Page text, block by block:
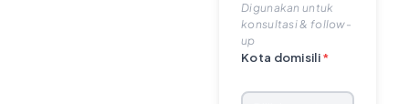
Digunakan untuk
konsultasi & follow-
up
Kota domisili*